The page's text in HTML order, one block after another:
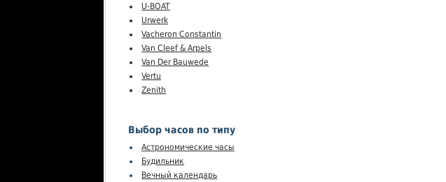
U-BOAT
Urwerk
Vacheron Constantin
Van Cleef & Arpels
Van Der Bauwede
Vertu
Zenith
Выбор часов по типу
Астрономические часы
Будильник
Вечный календарь